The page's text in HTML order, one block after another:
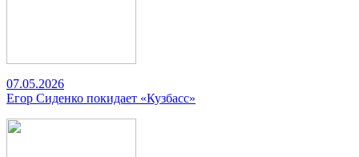
07.05.2026
Егор Сиденко покидает «Кузбасс»